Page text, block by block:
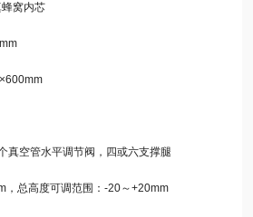
窝内芯
真空管水平调节阀，四或六支撑腿
，总高度可调范围：-20～+20mm